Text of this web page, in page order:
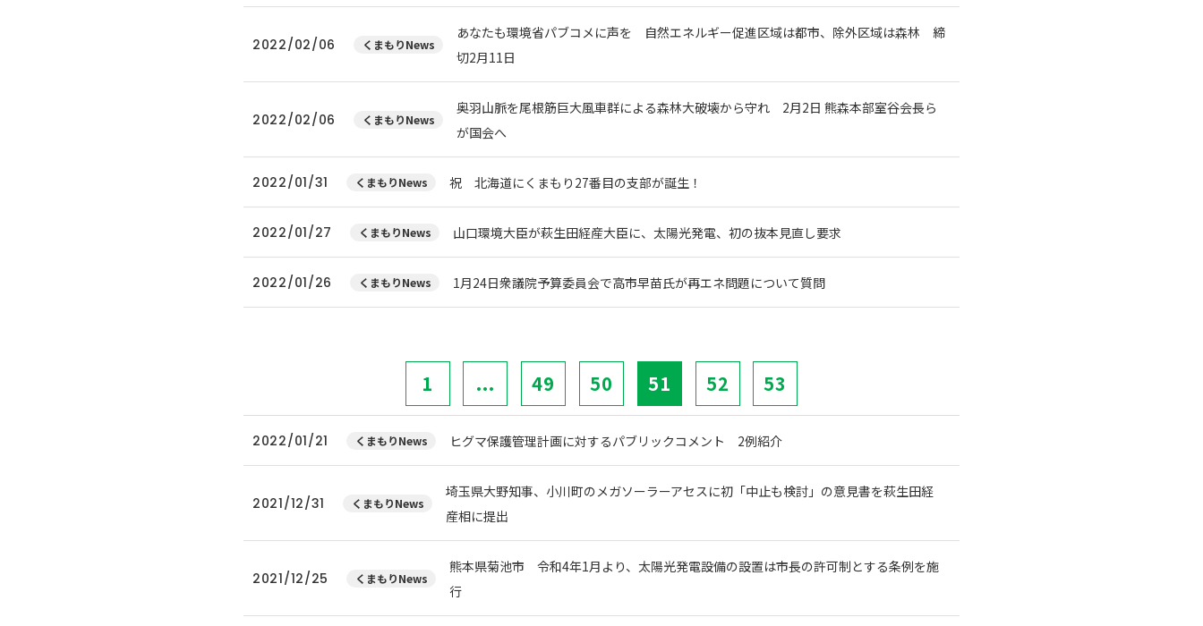
2022/02/06 くまもりNews
あなたも環境省パブコメに声を 自然エネルギー促進区域は都市、除外区域は森林 締
切2月11日
2022/02/06 くまもりNews
奥羽山脈を尾根筋巨大風車群による森林大破壊から守れ 2月2日 熊森本部室谷会長ら
が国会へ
2022/01/31 くまもりNews 祝 北海道にくまもり27番目の支部が誕生！
2022/01/27 くまもりNews 山口環境大臣が萩生田経産大臣に、太陽光発電、初の抜本見直し要求
2022/01/26 くまもりNews 1月24日衆議院予算委員会で高市早苗氏が再エネ問題について質問
1 ... 49 50 51 52 53
2022/01/21 くまもりNews ヒグマ保護管理計画に対するパブリックコメント 2例紹介
2021/12/31 くまもりNews
埼玉県大野知事、小川町のメガソーラーアセスに初「中止も検討」の意見書を萩生田経
産相に提出
2021/12/25 くまもりNews
熊本県菊池市 令和4年1月より、太陽光発電設備の設置は市長の許可制とする条例を施
行